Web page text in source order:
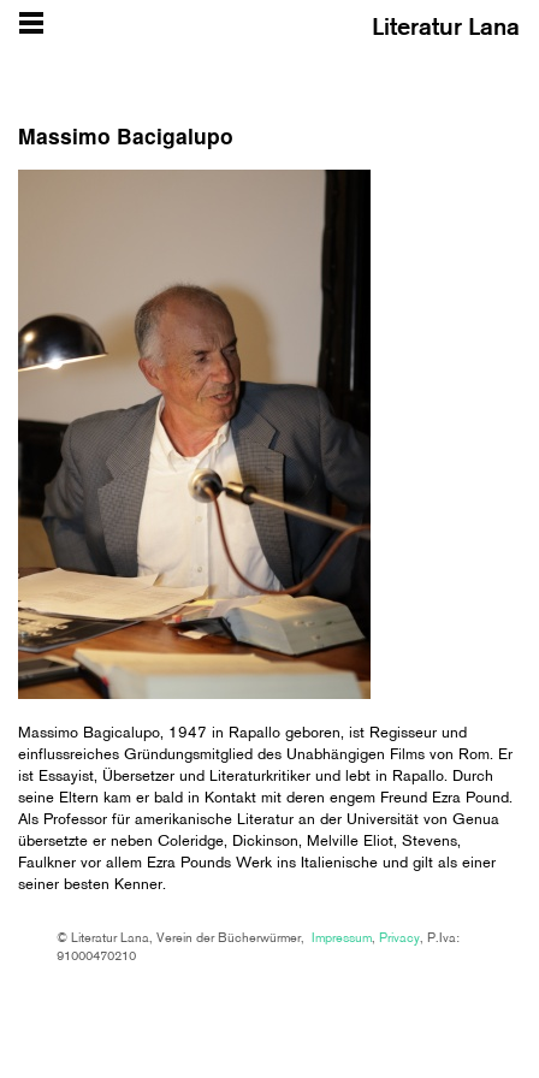
Massimo Bacigalupo
Massimo Bagicalupo, 1947 in Rapallo geboren, ist Regisseur und
einflussreiches Gründungsmitglied des Unabhängigen Films von Rom. Er
ist Essayist, Übersetzer und Literaturkritiker und lebt in Rapallo. Durch
seine Eltern kam er bald in Kontakt mit deren engem Freund Ezra Pound.
Als Professor für amerikanische Literatur an der Universität von Genua
übersetzte er neben Coleridge, Dickinson, Melville Eliot, Stevens,
Faulkner vor allem Ezra Pounds Werk ins Italienische und gilt als einer
seiner besten Kenner.
© Literatur Lana, Verein der Bücherwürmer, Impressum, Privacy, P.Iva:
91000470210
Literatur Lana